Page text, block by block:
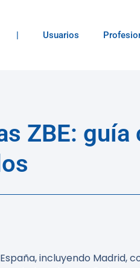
| Usuarios
ZBE: guía
incluyendo Madrid,